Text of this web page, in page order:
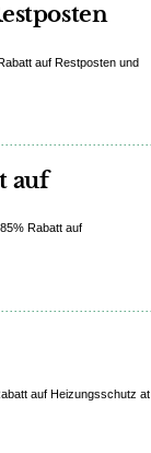
auf Restposten und
auf
Rabatt auf
auf Heizungsschutz at